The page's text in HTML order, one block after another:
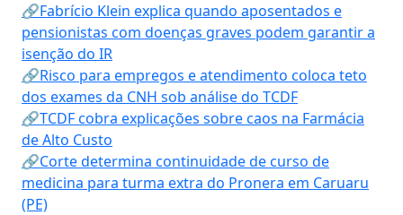
🔗Fabrício Klein explica quando aposentados e
pensionistas com doenças graves podem garantir a
isenção do IR
🔗Risco para empregos e atendimento coloca teto
dos exames da CNH sob análise do TCDF
🔗TCDF cobra explicações sobre caos na Farmácia
de Alto Custo
🔗Corte determina continuidade de curso de
medicina para turma extra do Pronera em Caruaru
(PE)